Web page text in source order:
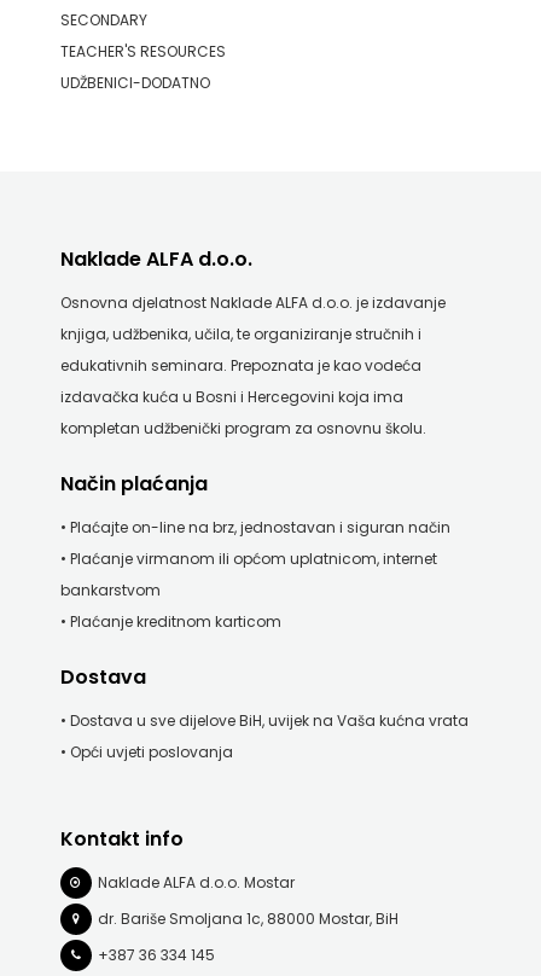
SECONDARY
TEACHER'S RESOURCES
UDŽBENICI-DODATNO
Naklade ALFA d.o.o.
Osnovna djelatnost Naklade ALFA d.o.o. je izdavanje
knjiga, udžbenika, učila, te organiziranje stručnih i
edukativnih seminara. Prepoznata je kao vodeća
izdavačka kuća u Bosni i Hercegovini koja ima
kompletan udžbenički program za osnovnu školu.
Način plaćanja
• Plaćajte on-line na brz, jednostavan i siguran način
• Plaćanje virmanom ili općom uplatnicom, internet
bankarstvom
• Plaćanje kreditnom karticom
Dostava
• Dostava u sve dijelove BiH, uvijek na Vaša kućna vrata
• Opći uvjeti poslovanja
Kontakt info
Naklade ALFA d.o.o. Mostar
dr. Bariše Smoljana 1c, 88000 Mostar, BiH
+387 36 334 145